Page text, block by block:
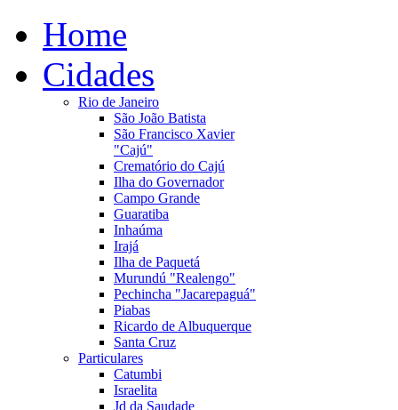
Home
Cidades
Rio de Janeiro
São João Batista
São Francisco Xavier
"Cajú"
Crematório do Cajú
Ilha do Governador
Campo Grande
Guaratiba
Inhaúma
Irajá
Ilha de Paquetá
Murundú "Realengo"
Pechincha "Jacarepaguá"
Piabas
Ricardo de Albuquerque
Santa Cruz
Particulares
Catumbi
Israelita
Jd da Saudade